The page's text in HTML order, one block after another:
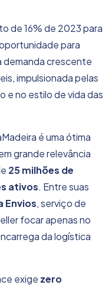
de 16% de 2023 para
para
demanda crescente
impulsionada pelas
e no estilo de vida das
é uma ótima
grande relevância
25 milhões de
ativos. Entre suas
Envios, serviço de
focar apenas no
da logística
exige zero